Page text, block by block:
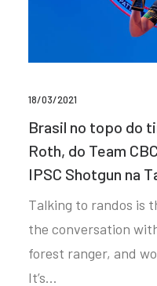
18/03/2021
Brasil no topo do
Roth, do Team
IPSC Shotgun na
Talking to randos is
the conversation
forest ranger, and
It’s…